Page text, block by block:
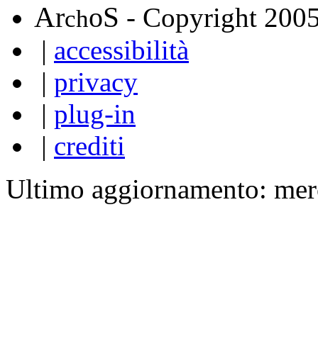
ArchoS - Copyright
| accessibilità
| privacy
| plug-in
| crediti
Ultimo aggiornamento: